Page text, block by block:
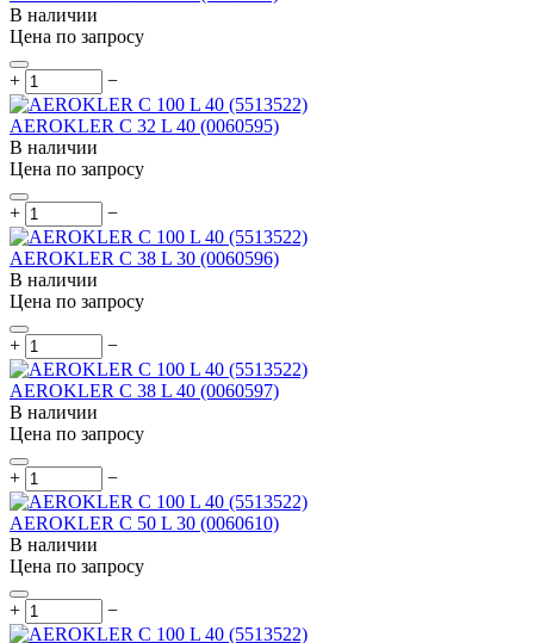
В наличии
Цена по запросу
+ −
AEROKLER C 32 L 40 (0060595)
В наличии
Цена по запросу
+ −
AEROKLER C 38 L 30 (0060596)
В наличии
Цена по запросу
+ −
AEROKLER C 38 L 40 (0060597)
В наличии
Цена по запросу
+ −
AEROKLER C 50 L 30 (0060610)
В наличии
Цена по запросу
+ −